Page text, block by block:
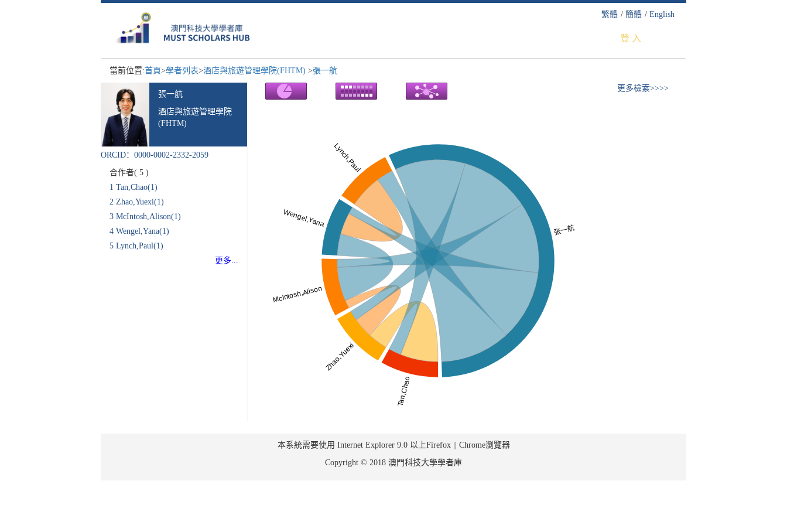
繁體 / 簡體 / English
登 入
當前位置:首頁>學者列表>酒店與旅遊管理學院(FHTM) >張一航
張一航
酒店與旅遊管理學院
(FHTM)
ORCID：0000-0002-2332-2059
合作者( 5 )
1 Tan,Chao(1)
2 Zhao,Yuexi(1)
3 McIntosh,Alison(1)
4 Wengel,Yana(1)
5 Lynch,Paul(1)
更多...
更多檢索>>>>
本系統需要使用 Internet Explorer 9.0 以上Firefox || Chrome瀏覽器
Copyright © 2018 澳門科技大學學者庫